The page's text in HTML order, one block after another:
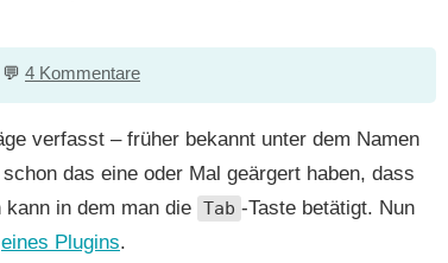
4 Kommentare
verfasst – früher bekannt unter dem Namen
das eine oder Mal geärgert haben, dass
in dem man die Tab -Taste betätigt. Nun
eines Plugins.